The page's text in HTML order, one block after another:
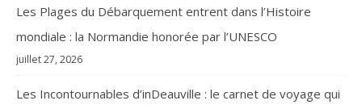
Les Plages du Débarquement entrent dans l’Histoire
mondiale : la Normandie honorée par l’UNESCO
juillet 27, 2026
Les Incontournables d’inDeauville : le carnet de voyage qui